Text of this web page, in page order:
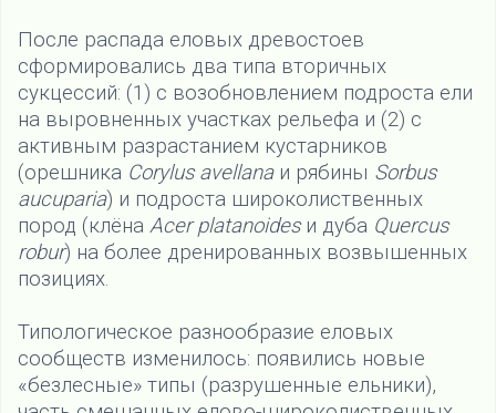
После распада еловых древостоев
сформировались два типа вторичных
сукцессий: (1) с возобновлением подроста ели
на выровненных участках рельефа и (2) с
активным разрастанием кустарников
(орешника Corylus avellanaи рябины Sorbus
aucuparia) и подроста широколиственных
пород (клёна Acer platanoidesи дуба Quercus
robur) на более дренированных возвышенных
позициях.
Типологическое разнообразие еловых
сообществ изменилось: появились новые
«безлесные» типы (разрушенные ельники),